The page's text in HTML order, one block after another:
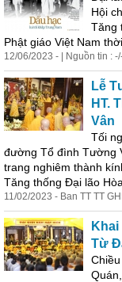
Hội
Tăng
Phật giáo Việt Nam thời
12/06/2023 - | Nguồn tin :
Lễ
HT.
Vân
Tối
đường Tổ đình Tường
trang nghiêm thành
Tăng thống Đại lão
11/02/2023 - Ban TT TT
Từ